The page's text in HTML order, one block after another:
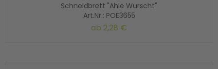
Schneidbrett "Ahle Wurscht"
Art.Nr.: POE3655
ab 2,28 €